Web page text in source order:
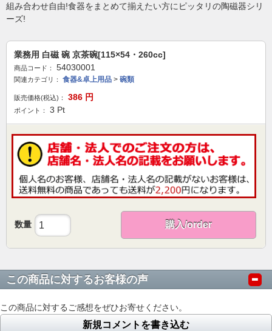
組み合わせ自由!食器をまとめて揃えたい方にピッタリの陶磁器シリ
ーズ!
業務用 白磁 碗 京茶碗[115×54・260cc]
商品コード： 54030001
関連カテゴリ： 食器&卓上用品 > 碗類
販売価格(税込)： 386 円
ポイント： 3 Pt
数量 購入/order
この商品に対するお客様の声
この商品に対するご感想をぜひお寄せください。
新規コメントを書き込む